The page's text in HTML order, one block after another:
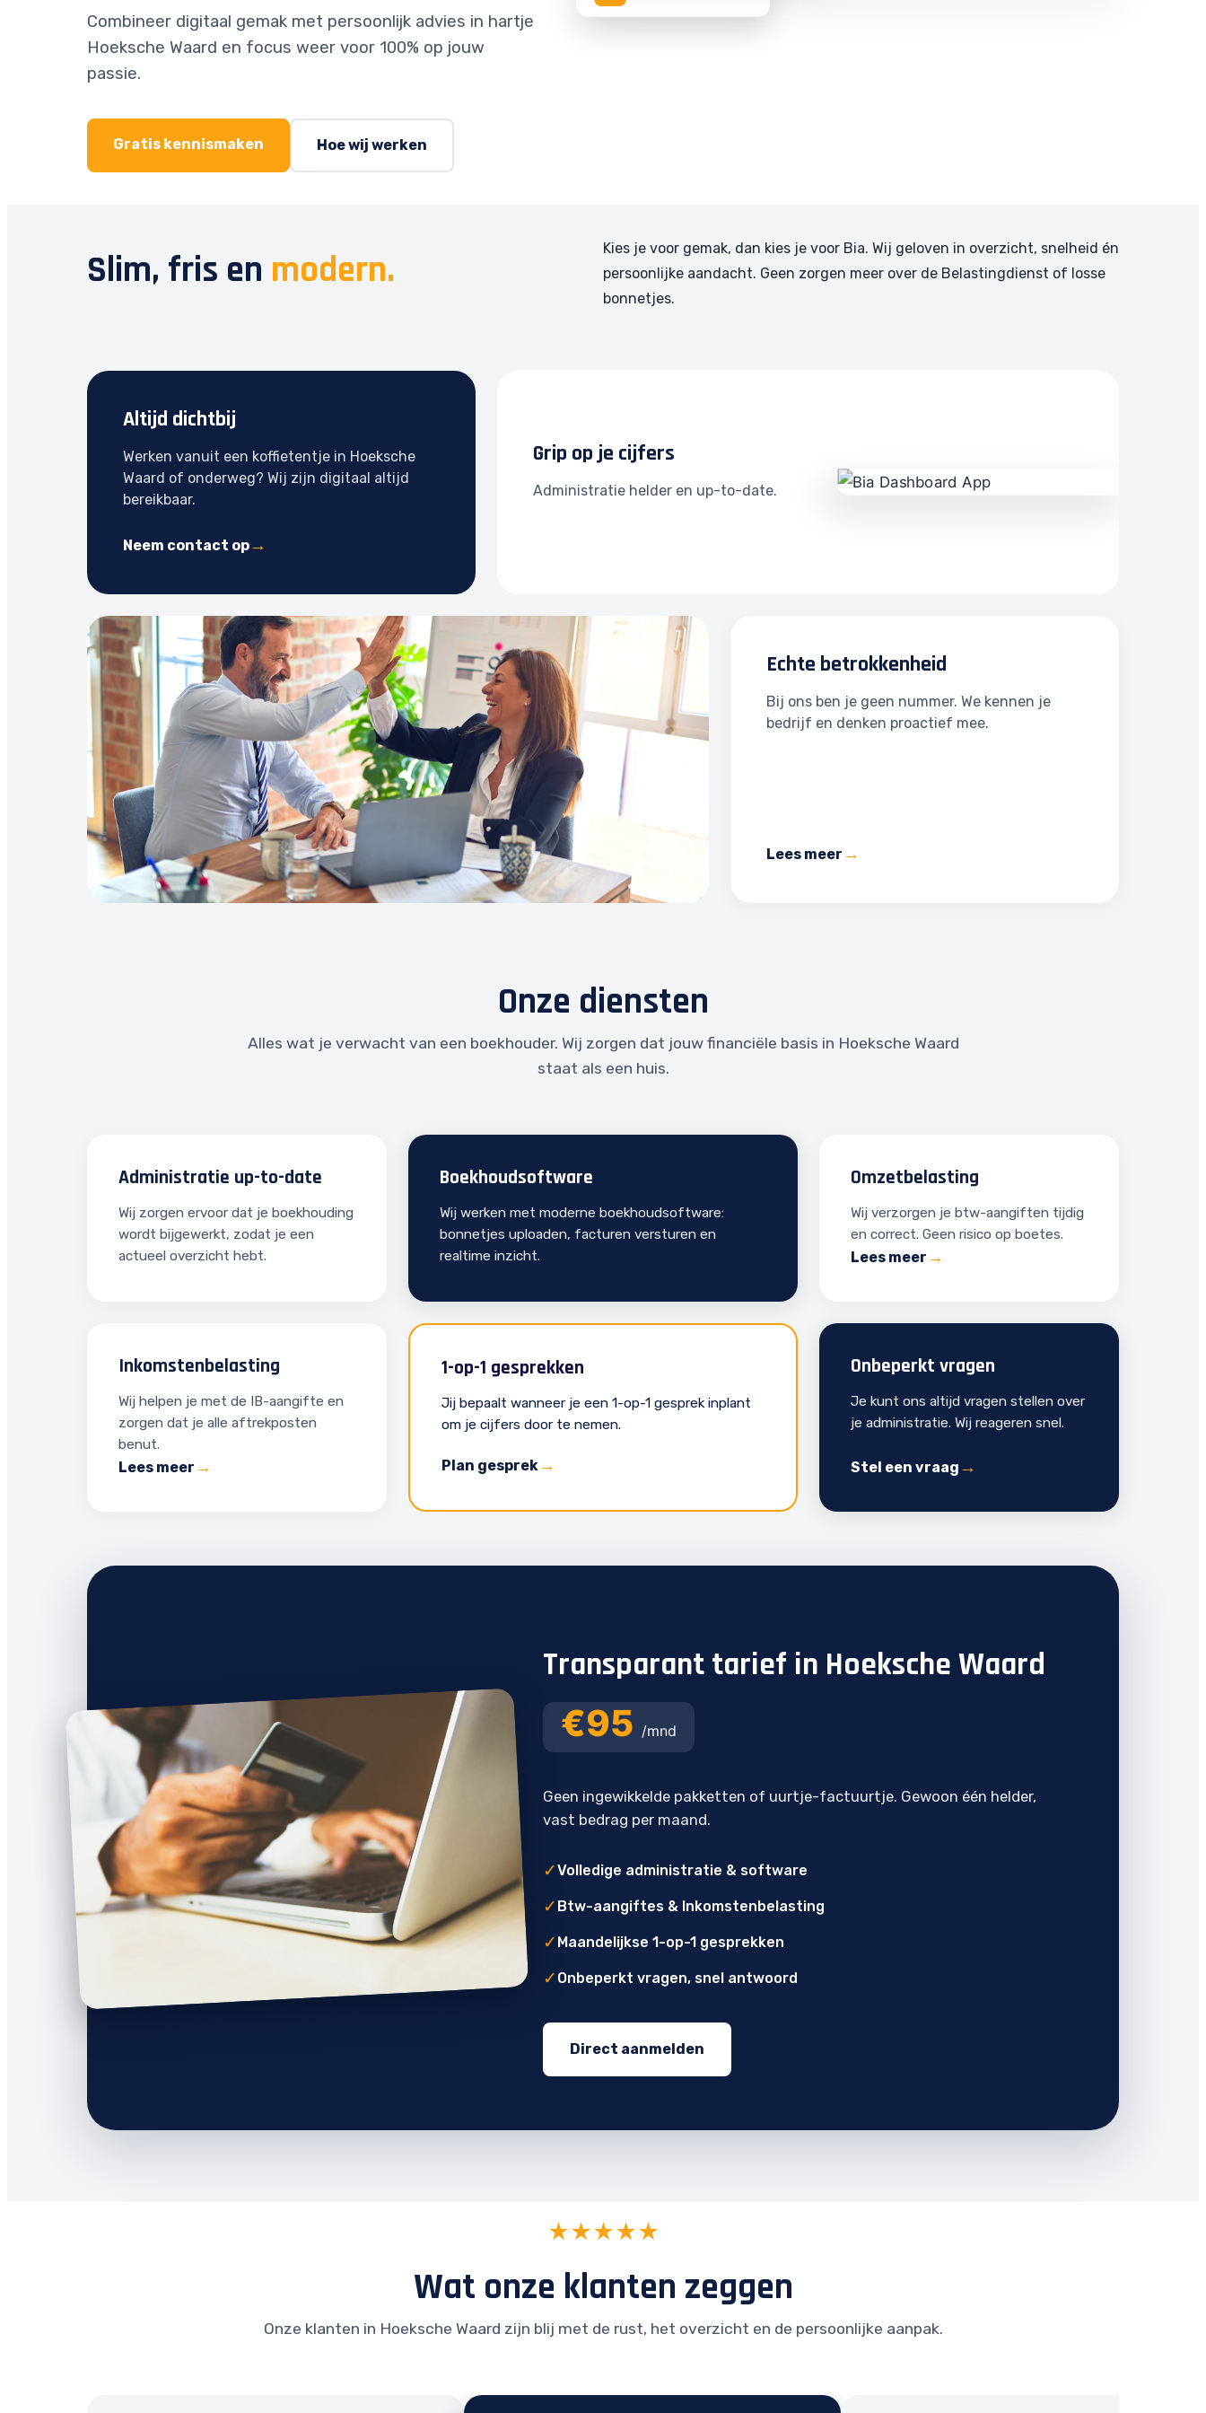
Combineer digitaal gemak met persoonlijk advies in hartje
Hoeksche Waard en focus weer voor 100% op jouw
passie.
Gratis kennismaken Hoe wij werken
Slim, fris en modern.
Kies je voor gemak, dan kies je voor Bia. Wij geloven in overzicht, snelheid én
persoonlijke aandacht. Geen zorgen meer over de Belastingdienst of losse
bonnetjes.
Altijd dichtbij
Werken vanuit een koffietentje in Hoeksche
Waard of onderweg? Wij zijn digitaal altijd
bereikbaar.
Neem contact op
Grip op je cijfers
Administratie helder en up-to-date.
Echte betrokkenheid
Bij ons ben je geen nummer. We kennen je
bedrijf en denken proactief mee.
Lees meer
Onze diensten
Alles wat je verwacht van een boekhouder. Wij zorgen dat jouw financiële basis in Hoeksche Waard
staat als een huis.
Administratie up-to-date
Wij zorgen ervoor dat je boekhouding
wordt bijgewerkt, zodat je een
actueel overzicht hebt.
Boekhoudsoftware
Wij werken met moderne boekhoudsoftware:
bonnetjes uploaden, facturen versturen en
realtime inzicht.
Omzetbelasting
Wij verzorgen je btw-aangiften tijdig
en correct. Geen risico op boetes.
Lees meer
Inkomstenbelasting
Wij helpen je met de IB-aangifte en
zorgen dat je alle aftrekposten
benut.
Lees meer
1-op-1 gesprekken
Jij bepaalt wanneer je een 1-op-1 gesprek inplant
om je cijfers door te nemen.
Plan gesprek
Onbeperkt vragen
Je kunt ons altijd vragen stellen over
je administratie. Wij reageren snel.
Stel een vraag
Transparant tarief in Hoeksche Waard
€95 /mnd
Geen ingewikkelde pakketten of uurtje-factuurtje. Gewoon één helder,
vast bedrag per maand.
✓Volledige administratie & software
✓ Btw-aangiftes & Inkomstenbelasting
✓ Maandelijkse 1-op-1 gesprekken
✓ Onbeperkt vragen, snel antwoord
Direct aanmelden
★★★★★
Wat onze klanten zeggen
Onze klanten in Hoeksche Waard zijn blij met de rust, het overzicht en de persoonlijke aanpak.